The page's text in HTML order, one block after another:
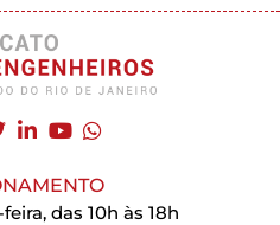
das 10h às 18h